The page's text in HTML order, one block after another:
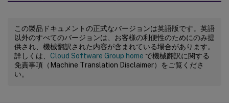
この製品ドキュメントの正式なバージョンは英語版です。英語
以外のすべてのバージョンは、お客様の利便性のためにのみ提
供され、機械翻訳された内容が含まれている場合があります。
詳しくは、 Cloud Software Group home で機械翻訳に関する
免責事項（Machine Translation Disclaimer）をご覧くださ
い。